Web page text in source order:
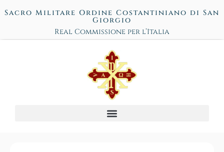
Sacro Militare Ordine Costantiniano di San
Giorgio
Real Commissione per l’Italia